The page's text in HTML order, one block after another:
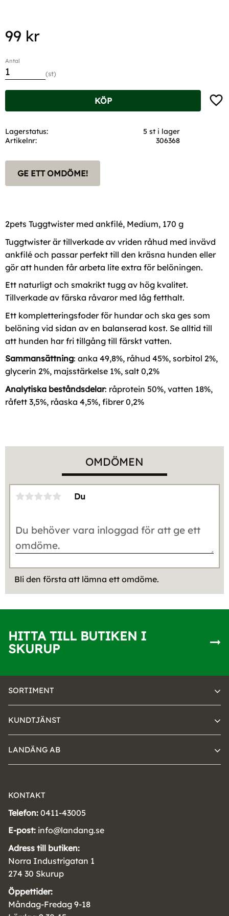
99 kr
Antal
st
KÖP
Lagerstatus
5 st i lager
Artikelnr
306368
GE ETT OMDÖME!
2pets Tuggtwister med ankfilé, Medium, 170 g
Tuggtwister är tillverkade av vriden råhud med invävd
ankfilé och passar perfekt till den kräsna hunden eller
gör att hunden får arbeta lite extra för belöningen.
Ett naturligt och smakrikt tugg av hög kvalitet.
Tillverkade av färska råvaror med låg fetthalt.
Ett kompletteringsfoder för hundar och ska ges som
belöning vid sidan av en balanserad kost. Se alltid till
att hunden har fri tillgång till färskt vatten.
Sammansättning: anka 49,8%, råhud 45%, sorbitol 2%,
glycerin 2%, majsstärkelse 1%, salt 0,2%
Analytiska beståndsdelar: råprotein 50%, vatten 18%,
råfett 3,5%, råaska 4,5%, fibrer 0,2%
OMDÖMEN
Du
Bli den första att lämna ett omdöme.
HITTA TILL BUTIKEN I
SKURUP
SORTIMENT
KUNDTJÄNST
LANDÄNG AB
KONTAKT
Telefon: 0411-43005
E-post: info@landang.se
Adress till butiken:
Norra Industrigatan 1
274 30 Skurup
Öppettider:
Måndag-Fredag 9-18